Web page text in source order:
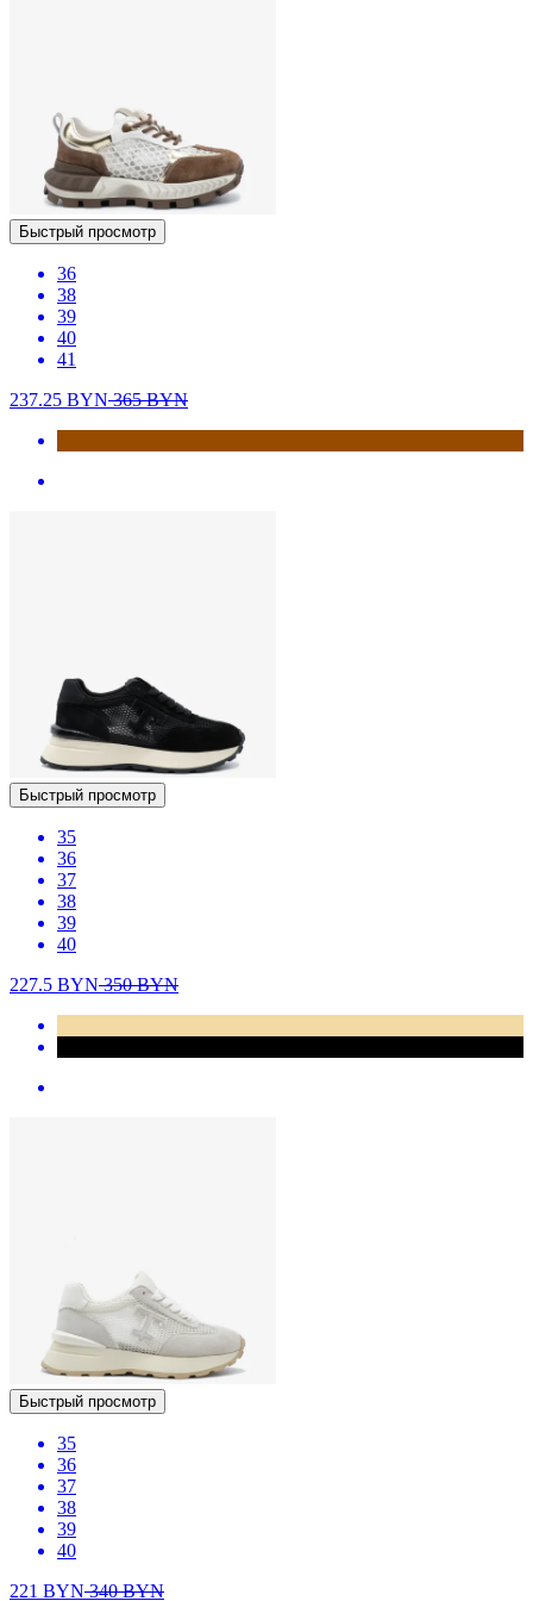
Быстрый просмотр
36
38
39
40
41
237.25 BYN365BYN
Быстрый просмотр
35
36
37
38
39
40
227.5 BYN350BYN
Быстрый просмотр
35
36
37
38
39
40
221 BYN340BYN